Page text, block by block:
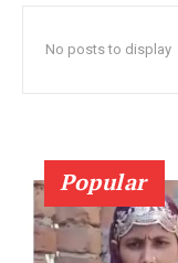
No posts to display
Popular